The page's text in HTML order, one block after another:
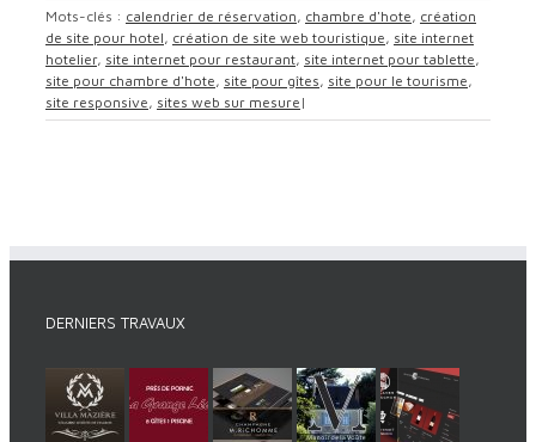
Mots-clés : calendrier de réservation, chambre d'hote, création
de site pour hotel, création de site web touristique, site internet
hotelier, site internet pour restaurant, site internet pour tablette,
site pour chambre d'hote, site pour gîtes, site pour le tourisme,
site responsive, sites web sur mesure |
DERNIERS TRAVAUX